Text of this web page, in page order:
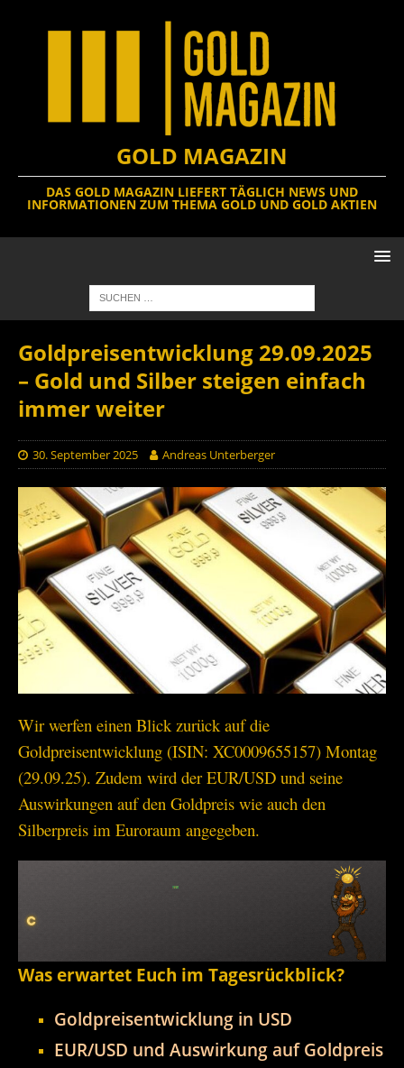
GOLD MAGAZIN
DAS GOLD MAGAZIN LIEFERT TÄGLICH NEWS UND
INFORMATIONEN ZUM THEMA GOLD UND GOLD AKTIEN
Goldpreisentwicklung 29.09.2025
– Gold und Silber steigen einfach
immer weiter
30. September 2025 Andreas Unterberger
Wir werfen einen Blick zurück auf die
Goldpreisentwicklung (ISIN: XC0009655157) Montag
(29.09.25). Zudem wird der EUR/USD und seine
Auswirkungen auf den Goldpreis wie auch den
Silberpreis im Euroraum angegeben.
Was erwartet Euch im Tagesrückblick?
Goldpreisentwicklung in USD
EUR/USD und Auswirkung auf Goldpreis